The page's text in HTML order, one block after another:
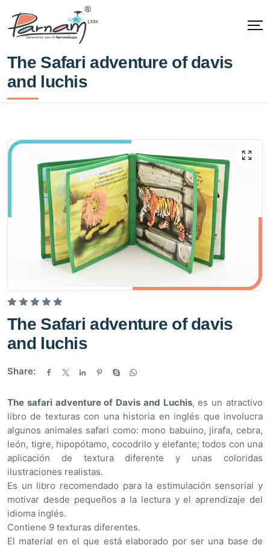
The Safari adventure of davis
and luchis
V
a
l
r
d
o
e
n
0
d
e
5
The Safari adventure of davis
and luchis
Share:
The safari adventure of Davis and Luchis, es un atractivo
libro de texturas con una historia en inglés que involucra
algunos animales safari como: mono babuino, jirafa, cebra,
león, tigre, hipopótamo, cocodrilo y elefante; todos con una
aplicación de textura diferente y unas coloridas
ilustraciones realistas.
Es un libro recomendado para la estimulación sensorial y
motivar desde pequeños a la lectura y el aprendizaje del
idioma inglés.
Contiene 9 texturas diferentes.
El material en el que está elaborado por ser una base de